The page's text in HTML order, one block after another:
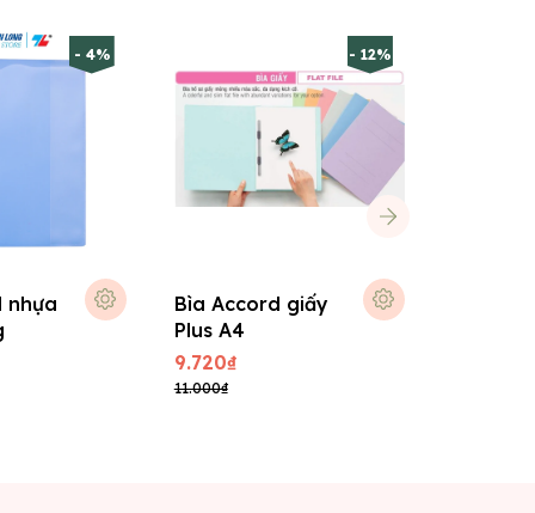
- 4%
nhựa
- 12%
Bìa Accord giấy
Plus A4
9.720₫
11.000₫